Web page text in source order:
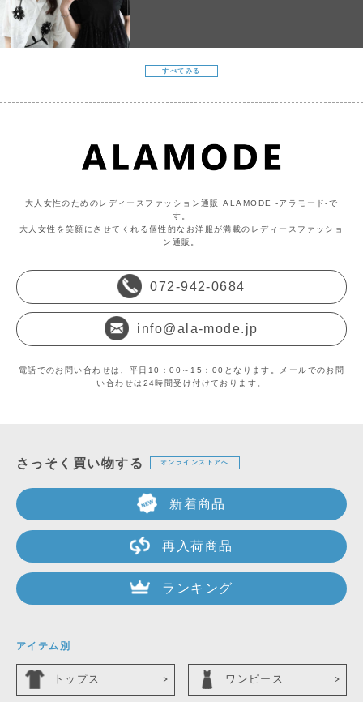
すべてみる
大人女性のためのレディースファッション通販 ALAMODE -アラモード-で
す。
大人女性を笑顔にさせてくれる個性的なお洋服が満載のレディースファッショ
ン通販。
072-942-0684
info@ala-mode.jp
電話でのお問い合わせは、平日10：00～15：00となります。メールでのお問
い合わせは24時間受け付けております。
さっそく買い物する オンラインストアへ
新着商品
再入荷商品
ランキング
アイテム別
トップス ワンピース